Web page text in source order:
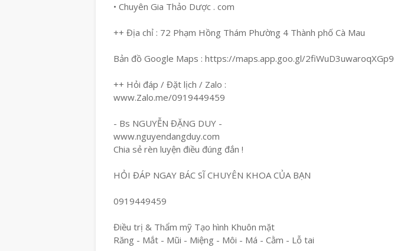
• Chuyên Gia Thảo Dược . com
++ Địa chỉ : 72 Phạm Hồng Thám Phường 4 Thành phố Cà Mau
Bản đồ Google Maps : https://maps.app.goo.gl/2fiWuD3uwaroqXGp9
++ Hỏi đáp / Đặt lịch / Zalo :
www.Zalo.me/0919449459
- Bs NGUYỄN ĐẶNG DUY -
www.nguyendangduy.com
Chia sẻ rèn luyện điều đúng đắn !
HỎI ĐÁP NGAY BÁC SĨ CHUYÊN KHOA CỦA BẠN
0919449459
Điều trị & Thẩm mỹ Tạo hình Khuôn mặt
Răng - Mắt - Mũi - Miệng - Môi - Má - Cằm - Lỗ tai